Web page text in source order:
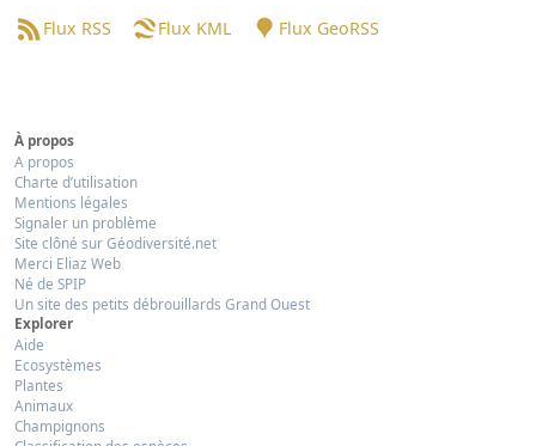
Flux RSS Flux KML Flux GeoRSS
À propos
A propos
Charte d’utilisation
Mentions légales
Signaler un problème
Site clôné sur Géodiversité.net
Merci Eliaz Web
Né de SPIP
Un site des petits débrouillards Grand Ouest
Explorer
Aide
Ecosystèmes
Plantes
Animaux
Champignons